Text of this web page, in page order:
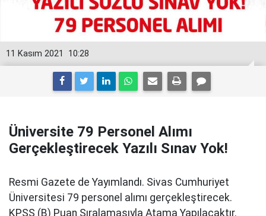
10:28
11 Kasım 2021
Üniversite 79 Personel Alımı
Gerçekleştirecek Yazılı Sınav Yok!
Resmi Gazete de Yayımlandı. Sivas Cumhuriyet
Üniversitesi 79 personel alımı gerçekleştirecek.
KPSS (B) Puan Sıralamasıyla Atama Yapılacaktır.